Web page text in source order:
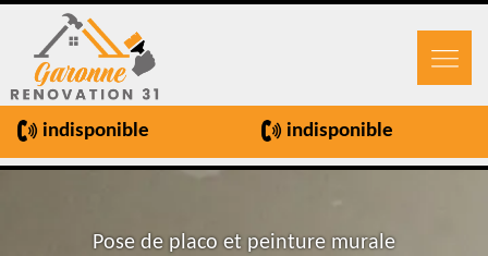
indisponible indisponible
Pose de placo et peinture murale